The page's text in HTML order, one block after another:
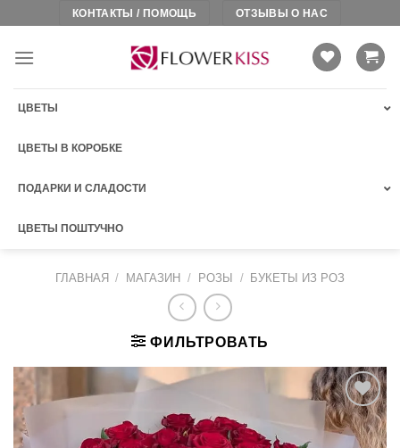
content
КОНТАКТЫ / ПОМОЩЬ ОТЗЫВЫ О НАС
ЦВЕТЫ
ЦВЕТЫ В КОРОБКЕ
ПОДАРКИ И СЛАДОСТИ
ЦВЕТЫ ПОШТУЧНО
ГЛАВНАЯ / МАГАЗИН / РОЗЫ / БУКЕТЫ ИЗ РОЗ
ФИЛЬТРОВАТЬ
В
избранное